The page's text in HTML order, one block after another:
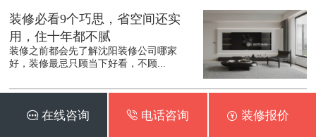
装修必看9个巧思，省空间还实
用，住十年都不腻
装修之前都会先了解沈阳装修公司哪家
好，装修最忌只顾当下好看，不顾...
装修中这3种做法，早该被淘汰
了，谁做谁后悔
 在线咨询  电话咨询  装修报价